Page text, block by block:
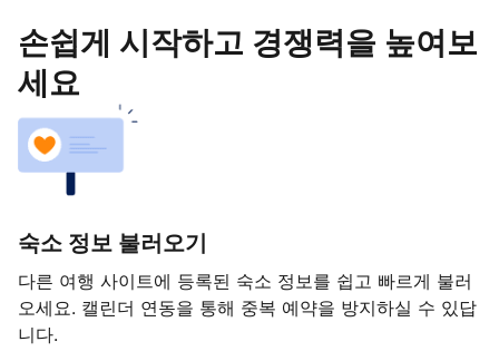
손쉽게 시작하고 경쟁력을 높여보
세요
숙소 정보 불러오기
다른 여행 사이트에 등록된 숙소 정보를 쉽고 빠르게 불러
오세요. 캘린더 연동을 통해 중복 예약을 방지하실 수 있답
니다.